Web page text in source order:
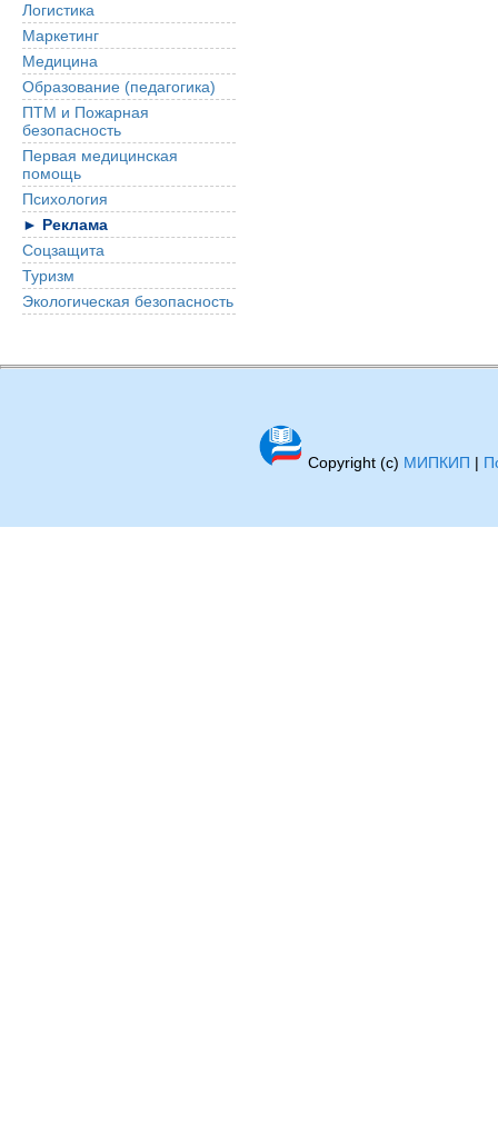
Логистика
Маркетинг
Медицина
Образование (педагогика)
ПТМ и Пожарная
безопасность
Первая медицинская
помощь
Психология
► Реклама
Соцзащита
Туризм
Экологическая безопасность
Copyright (c) МИПКИП |